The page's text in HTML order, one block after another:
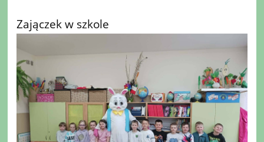
Zajączek w szkole